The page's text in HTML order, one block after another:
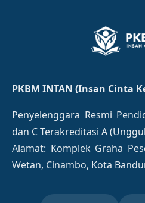
PKBM INTAN (Insan Cinta
Penyelenggara Resmi
dan C Terakreditasi A
Alamat: Komplek Graha
Wetan, Cinambo, Kota